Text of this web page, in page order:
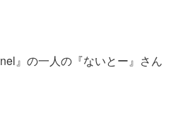
』の一人の『ないとー』さん